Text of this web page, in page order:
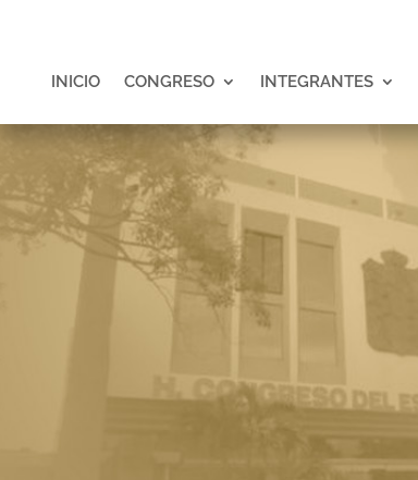
INICIO CONGRESO INTEGRANTES